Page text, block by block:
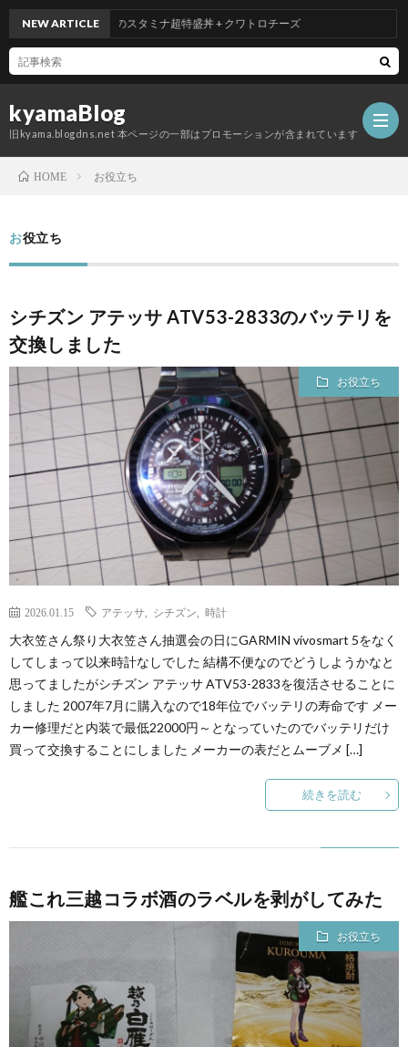
kyamaBlog
旧kyama.blogdns.net 本ページの一部はプロモーションが含まれています
NEW ARTICLE
吉野家のスタミナ超特盛丼 + クワトロチーズ
HOME お役立ち
お役立ち
シチズン アテッサ ATV53-2833のバッテリを
交換しました
お役立ち
2026.01.15 アテッサ シチズン 時計
大衣笠さん祭り大衣笠さん抽選会の日にGARMIN vívosmart 5をなく
してしまって以来時計なしでした 結構不便なのでどうしようかなと
思ってましたがシチズン アテッサ ATV53-2833を復活させることに
しました 2007年7月に購入なので18年位でバッテリの寿命です メー
カー修理だと内装で最低22000円～となっていたのでバッテリだけ
買って交換することにしました メーカーの表だとムーブメ […]
続きを読む
艦これ三越コラボ酒のラベルを剥がしてみた
お役立ち